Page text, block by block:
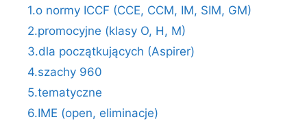
1.o normy ICCF (CCE, CCM, IM, SIM, GM)
2.promocyjne (klasy O, H, M)
3.dla początkujących (Aspirer)
4.szachy 960
5.tematyczne
6.IME (open, eliminacje)